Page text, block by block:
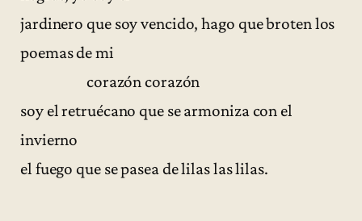
jardinero que soy vencido, hago que broten los
poemas de mi
corazón corazón
soy el retruécano que se armoniza con el
invierno
el fuego que se pasea de lilas las lilas.